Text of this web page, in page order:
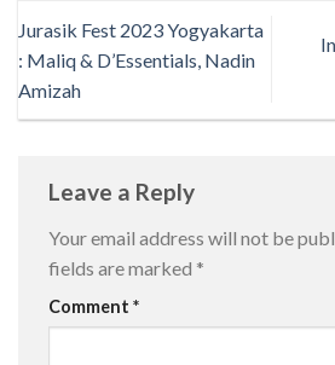
Jurasik Fest 2023 Yogyakarta
: Maliq & D’Essentials, Nadin
Amizah
Leave a Reply
Your email address will not be
fields are marked *
Comment *